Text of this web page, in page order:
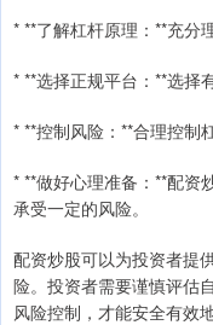
* **了解杠杆原理：**充分
* **选择正规平台：**选择
* **控制风险：**合理控制
* **做好心理准备：**配资
承受一定的风险。
配资炒股可以为投资者提
险。投资者需要谨慎评估
风险控制，才能安全有效